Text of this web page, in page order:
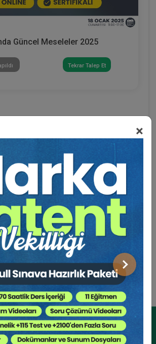
×
Sonraki
Güncel Meseleler 2025
Tekrar Talep Et
Üyelikler İçin